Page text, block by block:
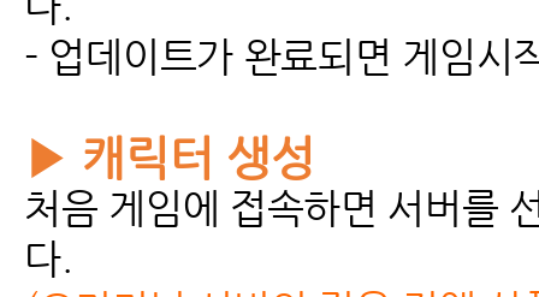
- 업데이트가 완료되면 게임시
▶ 캐릭터 생성
처음 게임에 접속하면 서버를
다.